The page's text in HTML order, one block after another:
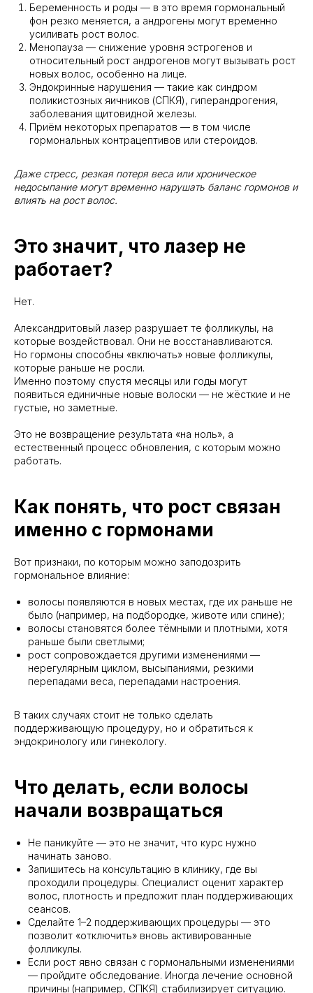
Беременность и роды — в это время гормональный
фон резко меняется, а андрогены могут временно
усиливать рост волос.
Менопауза — снижение уровня эстрогенов и
относительный рост андрогенов могут вызывать рост
новых волос, особенно на лице.
Эндокринные нарушения — такие как синдром
поликистозных яичников (СПКЯ), гиперандрогения,
заболевания щитовидной железы.
Приём некоторых препаратов — в том числе
гормональных контрацептивов или стероидов.
Даже стресс, резкая потеря веса или хроническое
недосыпание могут временно нарушать баланс гормонов и
влиять на рост волос.
Это значит, что лазер не
работает?
Нет.
Александритовый лазер разрушает те фолликулы, на
которые воздействовал. Они не восстанавливаются.
Но гормоны способны «включать» новые фолликулы,
которые раньше не росли.
Именно поэтому спустя месяцы или годы могут
появиться единичные новые волоски — не жёсткие и не
густые, но заметные.
Это не возвращение результата «на ноль», а
естественный процесс обновления, с которым можно
работать.
Как понять, что рост связан
именно с гормонами
Вот признаки, по которым можно заподозрить
гормональное влияние:
волосы появляются в новых местах, где их раньше не
было (например, на подбородке, животе или спине);
волосы становятся более тёмными и плотными, хотя
раньше были светлыми;
рост сопровождается другими изменениями —
нерегулярным циклом, высыпаниями, резкими
перепадами веса, перепадами настроения.
В таких случаях стоит не только сделать
поддерживающую процедуру, но и обратиться к
эндокринологу или гинекологу.
Что делать, если волосы
начали возвращаться
Не паникуйте — это не значит, что курс нужно
начинать заново.
Запишитесь на консультацию в клинику, где вы
проходили процедуры. Специалист оценит характер
волос, плотность и предложит план поддерживающих
сеансов.
Сделайте 1–2 поддерживающих процедуры — это
позволит «отключить» вновь активированные
фолликулы.
Если рост явно связан с гормональными изменениями
— пройдите обследование. Иногда лечение основной
причины (например, СПКЯ) стабилизирует ситуацию.